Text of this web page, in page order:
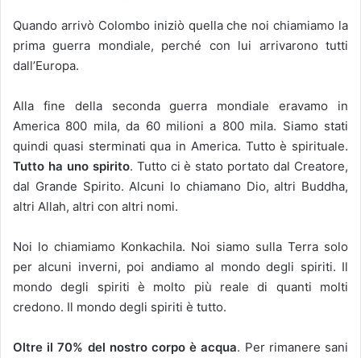
Quando arrivò Colombo iniziò quella che noi chiamiamo la
prima guerra mondiale, perché con lui arrivarono tutti
dall’Europa.
Alla fine della seconda guerra mondiale eravamo in
America 800 mila, da 60 milioni a 800 mila. Siamo stati
quindi quasi sterminati qua in America. Tutto è spirituale.
Tutto ha uno spirito. Tutto ci è stato portato dal Creatore,
dal Grande Spirito. Alcuni lo chiamano Dio, altri Buddha,
altri Allah, altri con altri nomi.
Noi lo chiamiamo Konkachila. Noi siamo sulla Terra solo
per alcuni inverni, poi andiamo al mondo degli spiriti. Il
mondo degli spiriti è molto più reale di quanti molti
credono. Il mondo degli spiriti è tutto.
Oltre il 70% del nostro corpo è acqua. Per rimanere sani